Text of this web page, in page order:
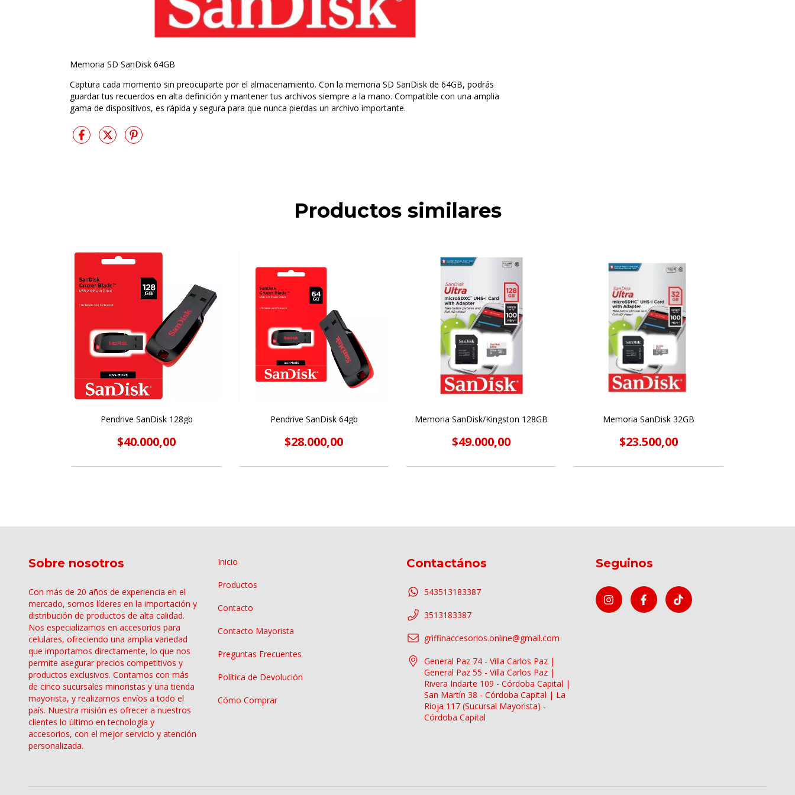
Memoria SD SanDisk 64GB
Captura cada momento sin preocuparte por el almacenamiento. Con la memoria SD SanDisk de 64GB, podrás
guardar tus recuerdos en alta definición y mantener tus archivos siempre a la mano. Compatible con una amplia
gama de dispositivos, es rápida y segura para que nunca pierdas un archivo importante.
Productos similares
Pendrive SanDisk 128gb
$40.000,00
Pendrive SanDisk 64gb
$28.000,00
Memoria SanDisk/Kingston 128GB
$49.000,00
Memoria SanDisk 32GB
$23.500,00
Sobre nosotros
Con más de 20 años de experiencia en el
mercado, somos líderes en la importación y
distribución de productos de alta calidad.
Nos especializamos en accesorios para
celulares, ofreciendo una amplia variedad
que importamos directamente, lo que nos
permite asegurar precios competitivos y
productos exclusivos. Contamos con más
de cinco sucursales minoristas y una tienda
mayorista, y realizamos envíos a todo el
país. Nuestra misión es ofrecer a nuestros
clientes lo último en tecnología y
accesorios, con el mejor servicio y atención
personalizada.
Inicio
Productos
Contacto
Contacto Mayorista
Preguntas Frecuentes
Política de Devolución
Cómo Comprar
Contactános
543513183387
3513183387
griffinaccesorios.online@gmail.com
General Paz 74 - Villa Carlos Paz |
General Paz 55 - Villa Carlos Paz |
Rivera Indarte 109 - Córdoba Capital |
San Martín 38 - Córdoba Capital | La
Rioja 117 (Sucursal Mayorista) -
Córdoba Capital
Seguinos